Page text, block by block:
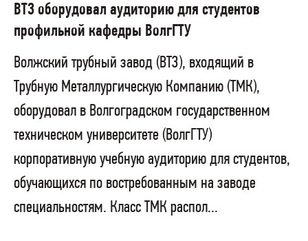
ВТЗ оборудовал аудиторию для студентов
профильной кафедры ВолгГТУ
Волжский трубный завод (ВТЗ), входящий в
Трубную Металлургическую Компанию (ТМК),
оборудовал в Волгоградском государственном
техническом университете (ВолгГТУ)
корпоративную учебную аудиторию для студентов,
обучающихся по востребованным на заводе
специальностям. Класс ТМК распол...